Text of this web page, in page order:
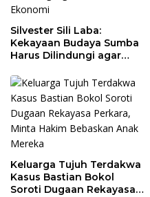
Silvester Sili Laba:
Kekayaan Budaya Sumba
Harus Dilindungi agar
Keluarga Tujuh Terdakwa
Kasus Bastian Bokol
Soroti Dugaan Rekayasa